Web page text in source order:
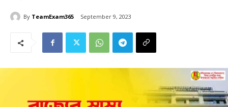
By TeamExam365 September 9, 2023